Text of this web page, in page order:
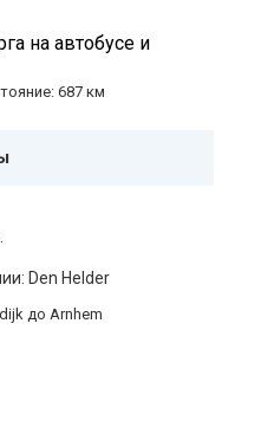
на автобусе и
687 км
Den Helder
до Arnhem